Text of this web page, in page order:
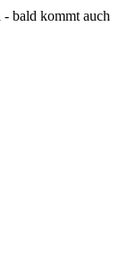
bald kommt auch